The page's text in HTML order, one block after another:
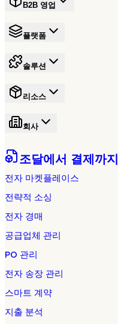
B2B 영업
플랫폼
솔루션
리소스
회사
조달에서 결제까지
전자 마켓플레이스
전략적 소싱
전자 경매
공급업체 관리
PO 관리
전자 송장 관리
스마트 계약
지출 분석